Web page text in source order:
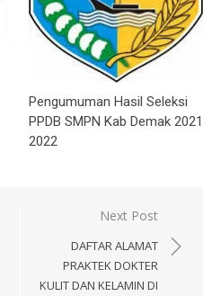
Pengumuman Hasil Seleksi
PPDB SMPN Kab Demak 2021
2022
Next Post
DAFTAR ALAMAT
PRAKTEK DOKTER
KULIT DAN KELAMIN DI